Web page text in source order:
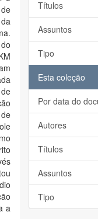
a
Títulos
Assuntos
Tipo
Esta coleção
Por data do
Autores
Títulos
Assuntos
Tipo